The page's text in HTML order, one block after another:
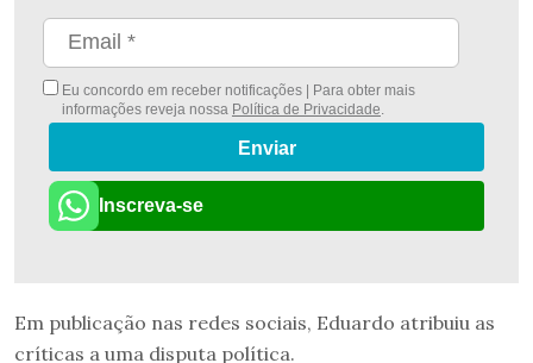
Eu concordo em receber notificações | Para obter mais
informações reveja nossa Política de Privacidade
Enviar
Inscreva-se
Em publicação nas redes sociais, Eduardo atribuiu as
críticas a uma disputa política.